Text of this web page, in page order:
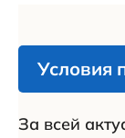
Условия
За всей